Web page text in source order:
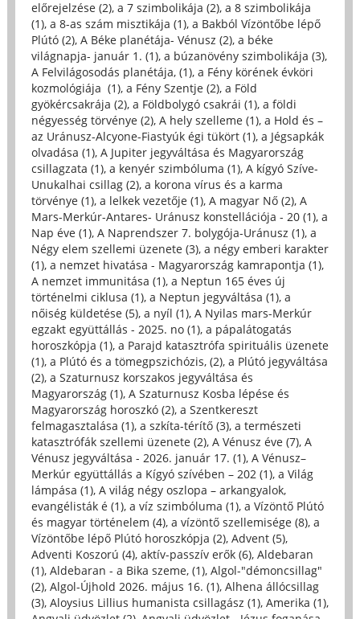
előrejelzése (2), a 7 szimbolikája (2), a 8 szimbolikája
(1), a 8-as szám misztikája (1), a Bakból Vízöntőbe lépő
Plútó (2), A Béke planétája- Vénusz (2), a béke
világnapja- január 1. (1), a búzanövény szimbolikája (3),
A Felvilágosodás planétája, (1), a Fény körének évköri
kozmológiája (1), a Fény Szentje (2), a Föld
gyökércsakrája (2), a Földbolygó csakrái (1), a földi
négyesség törvénye (2), A hely szelleme (1), a Hold és –
az Uránusz-Alcyone-Fiastyúk égi tükört (1), a Jégsapkák
olvadása (1), A Jupiter jegyváltása és Magyarország
csillagzata (1), a kenyér szimbóluma (1), A kígyó Szíve-
Unukalhai csillag (2), a korona vírus és a karma
törvénye (1), a lelkek vezetője (1), A magyar Nő (2), A
Mars-Merkúr-Antares- Uránusz konstellációja - 20 (1), a
Nap éve (1), A Naprendszer 7. bolygója-Uránusz (1), a
Négy elem szellemi üzenete (3), a négy emberi karakter
(1), a nemzet hivatása - Magyarország kamrapontja (1),
A nemzet immunitása (1), a Neptun 165 éves új
történelmi ciklusa (1), a Neptun jegyváltása (1), a
nőiség küldetése (5), a nyíl (1), A Nyilas mars-Merkúr
egzakt együttállás - 2025. no (1), a pápalátogatás
horoszkópja (1), a Parajd katasztrófa spirituális üzenete
(1), a Plútó és a tömegpszichózis, (2), a Plútó jegyváltása
(2), a Szaturnusz korszakos jegyváltása és
Magyarország (1), A Szaturnusz Kosba lépése és
Magyarország horoszkó (2), a Szentkereszt
felmagasztalása (1), a szkíta-térítő (3), a természeti
katasztrófák szellemi üzenete (2), A Vénusz éve (7), A
Vénusz jegyváltása - 2026. január 17. (1), A Vénusz–
Merkúr együttállás a Kígyó szívében – 202 (1), a Világ
lámpása (1), A világ négy oszlopa – arkangyalok,
evangélisták é (1), a víz szimbóluma (1), a Vízöntő Plútó
és magyar történelem (4), a vízöntő szellemisége (8), a
Vízöntőbe lépő Plútó horoszkópja (2), Advent (5),
Adventi Koszorú (4), aktív-passzív erők (6), Aldebaran
(1), Aldebaran - a Bika szeme, (1), Algol-"démoncsillag"
(2), Algol-Újhold 2026. május 16. (1), Alhena állócsillag
(3), Aloysius Lillius humanista csillagász (1), Amerika (1),